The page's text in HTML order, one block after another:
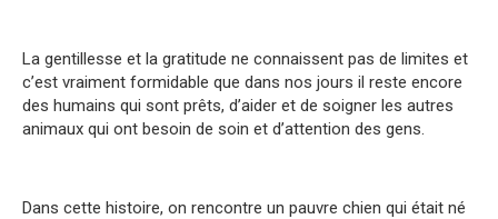
La gentillesse et la gratitude ne connaissent pas de limites et
c’est vraiment formidable que dans nos jours il reste encore
des humains qui sont prêts, d’aider et de soigner les autres
animaux qui ont besoin de soin et d’attention des gens.
Dans cette histoire, on rencontre un pauvre chien qui était né